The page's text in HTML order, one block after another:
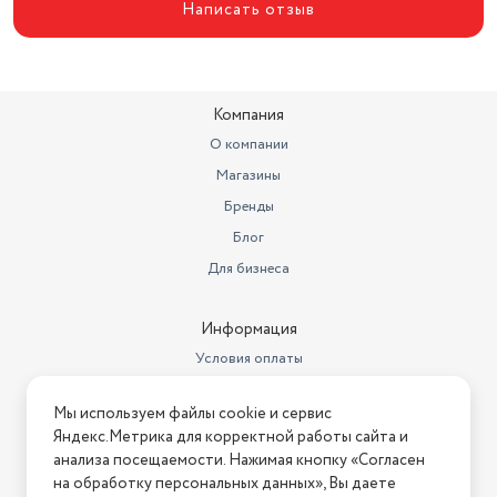
Ширина товара в упаковке, в
метрах
0.188
Объем товара в упаковке, в
для теста
1
Написать отзыв
Компания
О компании
Магазины
Бренды
Блог
Для бизнеса
Информация
Условия оплаты
Условия возврата
Нашли ошибку на сайте? Напишите нам
Мы используем файлы cookie и сервис
Яндекс.Метрика для корректной работы сайта и
анализа посещаемости. Нажимая кнопку «Согласен
на обработку персональных данных», Вы даете